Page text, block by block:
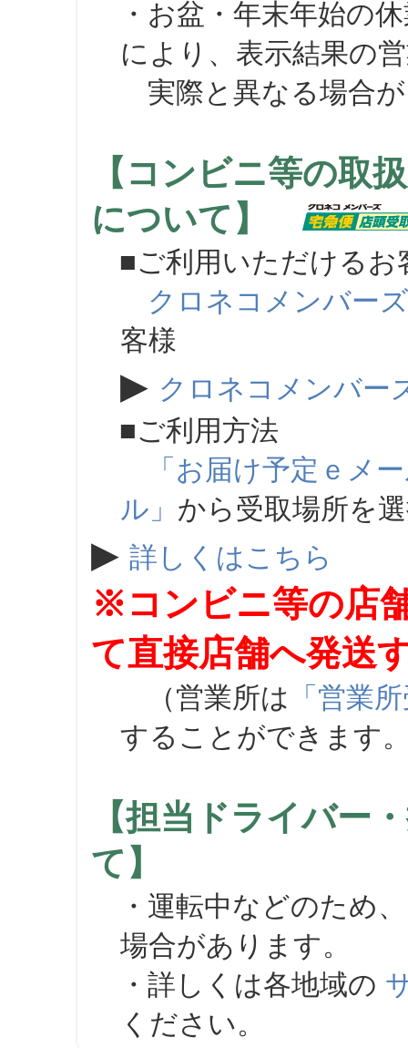
・お盆・年末年始の
により、表示結果の
実際と異なる場合が
【コンビニ等の取
について】
■ご利用いただけるお
クロネコメンバーズ
客様
▶ クロネコメンバー
■ご利用方法
「お届け予定ｅメ
ル」 から受取場所を
▶ 詳しくはこちら
※コンビニ等の店
て直接店舗へ発送
（営業所は 「営業
することができます
【担当ドライバー
て】
・運転中などのため
場合があります。
・詳しくは各地域の
ください。